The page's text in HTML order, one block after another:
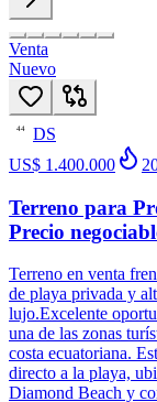
Venta
Nuevo
44
DS
US$ 1.400.000
Terreno para
Precio
Terreno en venta
de playa privada y
lujo.Excelente
una de las zonas
costa ecuatoriana.
directo a la playa,
Diamond Beach y